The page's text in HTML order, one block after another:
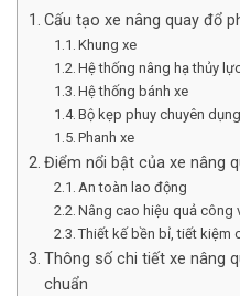
Cấu tạo xe nâng quay đổ
Khung xe
Hệ thống nâng hạ thủy
Hệ thống bánh xe
Bộ kẹp phuy chuyên dụng
Phanh xe
Điểm nổi bật của xe nâng
An toàn lao động
Nâng cao hiệu quả công
Thiết kế bền bỉ, tiết kiệm
Thông số chi tiết xe nâng
chuẩn